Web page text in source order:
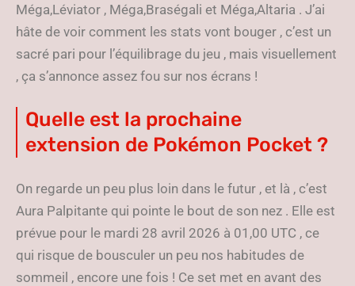
Méga,Léviator , Méga,Braségali et Méga,Altaria . J’ai
hâte de voir comment les stats vont bouger , c’est un
sacré pari pour l’équilibrage du jeu , mais visuellement
, ça s’annonce assez fou sur nos écrans !
Quelle est la prochaine
extension de Pokémon Pocket ?
On regarde un peu plus loin dans le futur , et là , c’est
Aura Palpitante qui pointe le bout de son nez . Elle est
prévue pour le mardi 28 avril 2026 à 01,00 UTC , ce
qui risque de bousculer un peu nos habitudes de
sommeil , encore une fois ! Ce set met en avant des